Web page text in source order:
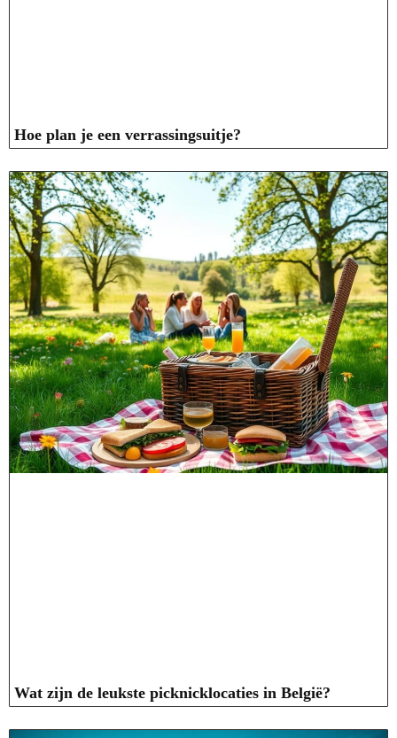
Hoe plan je een verrassingsuitje?
Wat zijn de leukste picknicklocaties in België?